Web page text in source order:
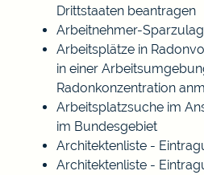
Drittstaaten beantragen
Arbeitnehmer-
Arbeitsplätze in
in einer
Radonkonzentration
Arbeitsplatzsuche im
im Bundesgebiet
Architektenliste -
Architektenliste -